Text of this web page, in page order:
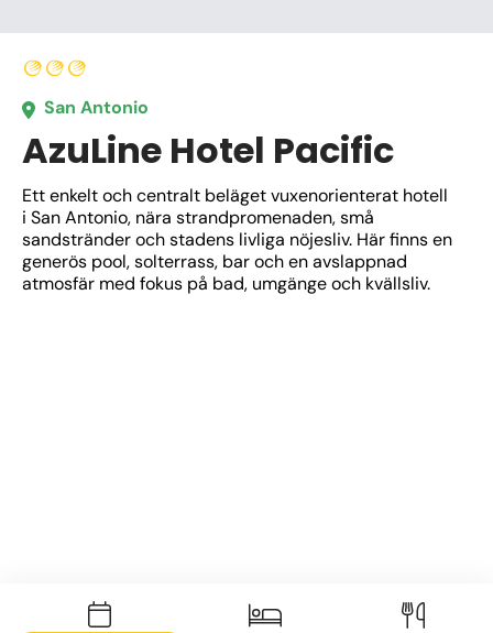
San Antonio
AzuLine Hotel Pacific
Ett enkelt och centralt beläget vuxenorienterat hotell
i San Antonio, nära strandpromenaden, små
sandstränder och stadens livliga nöjesliv. Här finns en
generös pool, solterrass, bar och en avslappnad
atmosfär med fokus på bad, umgänge och kvällsliv.